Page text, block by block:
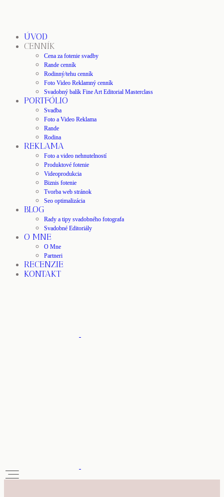
ÚVOD
CENNÍK
Cena za fotenie svadby
Rande cenník
Rodinný/tehu cenník
Foto Video Reklamný cenník
Svadobný balík Fine Art Editorial Masterclass
PORTFÓLIO
Svadba
Foto a Video Reklama
Rande
Rodina
REKLAMA
Foto a video nehnutelností
Produktové fotenie
Videoprodukcia
Biznis fotenie
Tvorba web stránok
Seo optimalizácia
BLOG
Rady a tipy svadobného fotografa
Svadobné Editoriály
O MNE
O Mne
Partneri
RECENZIE
KONTAKT